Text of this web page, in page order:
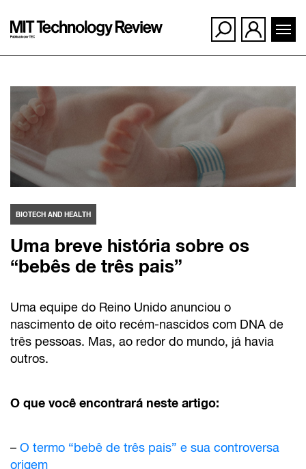
para
conteúdo
BIOTECH AND HEALTH
Uma breve história sobre os
“bebês de três pais”
Uma equipe do Reino Unido anunciou o
nascimento de oito recém-nascidos com DNA de
três pessoas. Mas, ao redor do mundo, já havia
outros.
O que você encontrará neste artigo:
– O termo “bebê de três pais” e sua controversa
origem